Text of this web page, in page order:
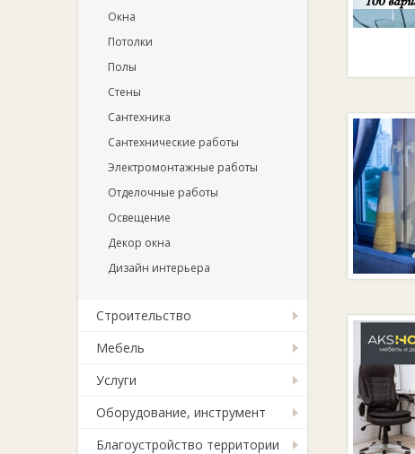
Окна
Потолки
Полы
Стены
Сантехника
Сантехнические работы
Электромонтажные работы
Отделочные работы
Освещение
Декор окна
Дизайн интерьера
Строительство
Мебель
Услуги
Оборудование, инструмент
Благоустройство территории